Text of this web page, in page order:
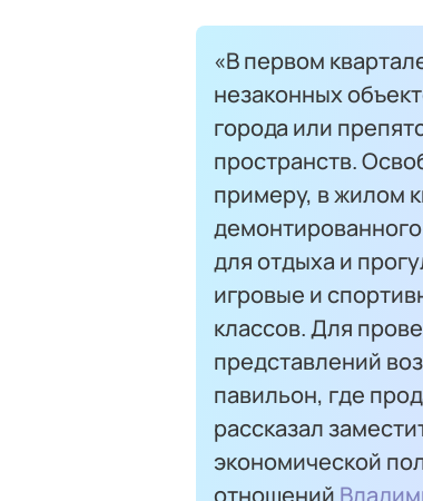
«В первом
незаконных
города или
пространств.
примеру, в жилом
для отдыха и
игровые и
классов. Для
представлений
павильон, где
рассказал
экономической
отношений